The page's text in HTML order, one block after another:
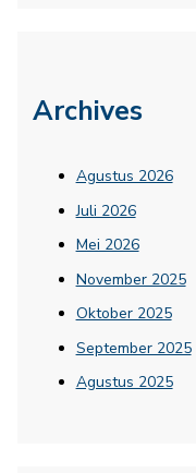
Archives
Agustus 2026
Juli 2026
Mei 2026
November 2025
Oktober 2025
September 2025
Agustus 2025